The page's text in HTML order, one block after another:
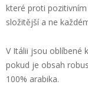
které proti
složitější a ne
V Itálii jsou oblíbené
pokud je obsah
100% arabika.